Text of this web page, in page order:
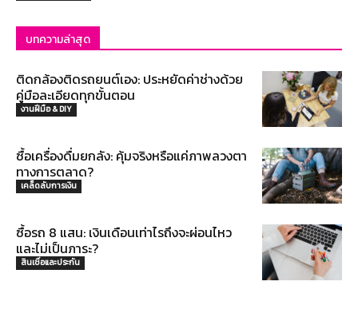
บทความล่าสุด
ติดกล้องติดรถยนต์เอง: ประหยัดค่าช่างด้วย
คู่มือละเอียดทุกขั้นตอน
งานฝีมือ & DIY
ซื้อเครื่องดื่มยกลัง: คุ้มจริงหรือแค่ภาพลวงตา
ทางการตลาด?
เคล็ดลับการเงิน
ซื้อรถ 8 แสน: เงินเดือนเท่าไรถึงจะผ่อนไหว
และไม่เป็นภาระ?
สินเชื่อและประกัน